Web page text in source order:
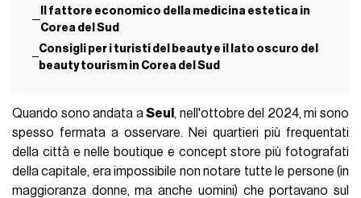
Il fattore economico della medicina estetica in
Corea del Sud
Consigli per i turisti del beauty e il lato oscuro del
beauty tourism in Corea del Sud
Quando sono andata aSeul , nell'ottobre del 2024, mi sono
spesso fermata a osservare. Nei quartieri più frequentati
della città e nelle boutique e concept store più fotografati
della capitale, era impossibile non notare tutte le persone (in
maggioranza donne, ma anche uomini) che portavano sul